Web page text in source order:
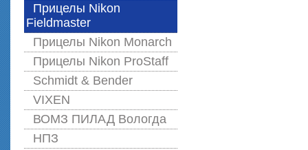
Прицелы Nikon
Fieldmaster
Прицелы Nikon Monarch
Прицелы Nikon ProStaff
Schmidt & Bender
VIXEN
ВОМЗ ПИЛАД Вологда
НПЗ